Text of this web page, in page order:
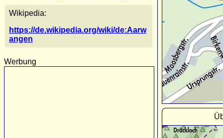
Wikipedia:
https://de.wikipedia.org/wiki/de:Aarw
angen
Werbung